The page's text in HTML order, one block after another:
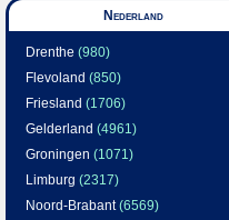
Nederland
Drenthe (980)
Flevoland (850)
Friesland (1706)
Gelderland (4961)
Groningen (1071)
Limburg (2317)
Noord-Brabant(6569)